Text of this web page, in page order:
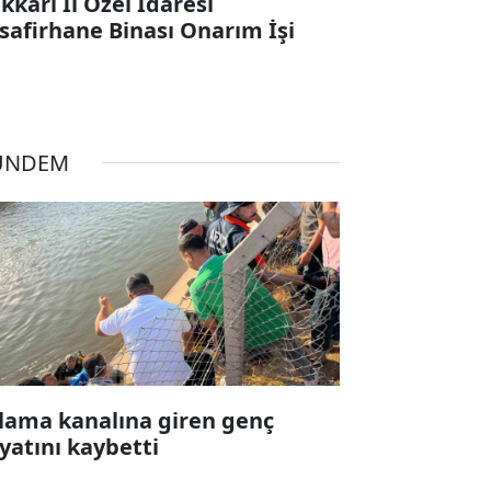
Binası Onarım İşi
kanalına giren genç
kaybetti